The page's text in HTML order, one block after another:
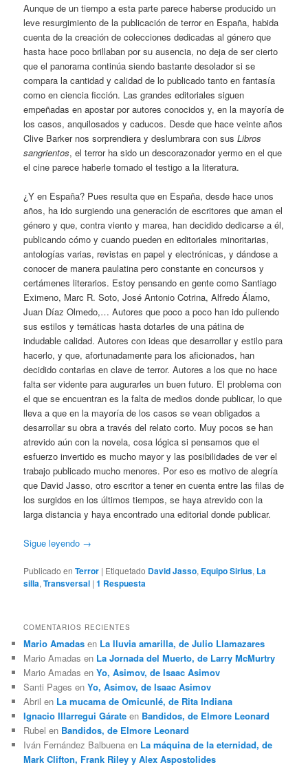
Aunque de un tiempo a esta parte parece haberse producido un
leve resurgimiento de la publicación de terror en España, habida
cuenta de la creación de colecciones dedicadas al género que
hasta hace poco brillaban por su ausencia, no deja de ser cierto
que el panorama continúa siendo bastante desolador si se
compara la cantidad y calidad de lo publicado tanto en fantasía
como en ciencia ficción. Las grandes editoriales siguen
empeñadas en apostar por autores conocidos y, en la mayoría de
los casos, anquilosados y caducos. Desde que hace veinte años
Clive Barker nos sorprendiera y deslumbrara con susLibros
sangrientos, el terror ha sido un descorazonador yermo en el que
el cine parece haberle tomado el testigo a la literatura.
¿Y en España? Pues resulta que en España, desde hace unos
años, ha ido surgiendo una generación de escritores que aman el
género y que, contra viento y marea, han decidido dedicarse a él,
publicando cómo y cuando pueden en editoriales minoritarias,
antologías varias, revistas en papel y electrónicas, y dándose a
conocer de manera paulatina pero constante en concursos y
certámenes literarios. Estoy pensando en gente como Santiago
Eximeno, Marc R. Soto, José Antonio Cotrina, Alfredo Álamo,
Juan Díaz Olmedo,… Autores que poco a poco han ido puliendo
sus estilos y temáticas hasta dotarles de una pátina de
indudable calidad. Autores con ideas que desarrollar y estilo para
hacerlo, y que, afortunadamente para los aficionados, han
decidido contarlas en clave de terror. Autores a los que no hace
falta ser vidente para augurarles un buen futuro. El problema con
el que se encuentran es la falta de medios donde publicar, lo que
lleva a que en la mayoría de los casos se vean obligados a
desarrollar su obra a través del relato corto. Muy pocos se han
atrevido aún con la novela, cosa lógica si pensamos que el
esfuerzo invertido es mucho mayor y las posibilidades de ver el
trabajo publicado mucho menores. Por eso es motivo de alegría
que David Jasso, otro escritor a tener en cuenta entre las filas de
los surgidos en los últimos tiempos, se haya atrevido con la
larga distancia y haya encontrado una editorial donde publicar.
Sigue leyendo →
Publicado en Terror | Etiquetado David Jasso, Equipo Sirius, La
silla,Transversal |1 Respuesta
COMENTARIOS RECIENTES
Mario Amadas en La lluvia amarilla, de Julio Llamazares
Mario Amadas en La Jornada del Muerto, de Larry McMurtry
Mario Amadas enYo, Asimov, de Isaac Asimov
Santi Pages enYo, Asimov, de Isaac Asimov
Abril en La mucama de Omicunlé, de Rita Indiana
Ignacio Illarregui Gárate en Bandidos, de Elmore Leonard
Rubel en Bandidos, de Elmore Leonard
Iván Fernández Balbuena en La máquina de la eternidad, de
Mark Clifton, Frank Riley y Alex Aspostolides